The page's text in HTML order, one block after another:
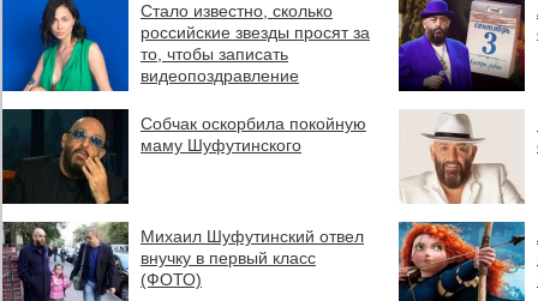
Стало известно, сколько
российские звезды просят за
то, чтобы записать
видеопоздравление
Собчак оскорбила покойную
маму Шуфутинского
Михаил Шуфутинский отвел
внучку в первый класс
(ФОТО)